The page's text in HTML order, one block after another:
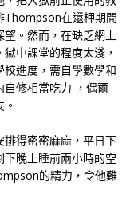
Thompson在還柙期間
。然而，在缺乏網上
中課堂的程度太淺，
進度，需自學數學和
自修相當吃力 ，偶爾
排得密密麻麻，平日下
晚上睡前兩小時的空
的精力，令他難